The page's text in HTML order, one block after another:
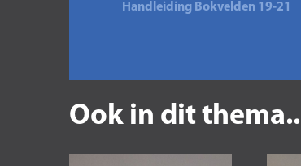
Handleiding Bokvelden 19-21
Ook in dit thema..